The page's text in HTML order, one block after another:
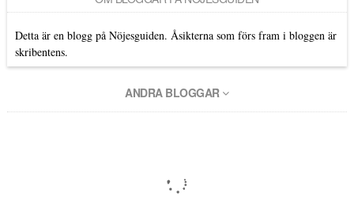
Detta är en blogg på Nöjesguiden. Åsikterna som förs fram i bloggen är
skribentens.
ANDRA BLOGGAR